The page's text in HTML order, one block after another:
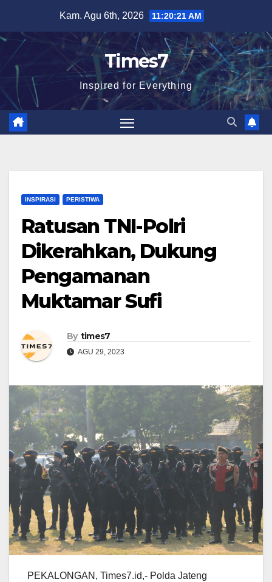
content
Kam. Agu 6th, 2026 11:20:22 AM
Times7
Inspired for Everything
INSPIRASI PERISTIWA
Ratusan TNI-Polri
Dikerahkan, Dukung
Pengamanan
Muktamar Sufi
By times7
AGU 29, 2023
PEKALONGAN, Times7.id,- Polda Jateng